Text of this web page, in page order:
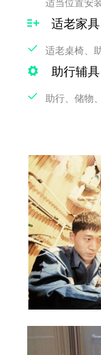
适当位置安
适老家具
适老桌椅、
助行辅具
助行、储物